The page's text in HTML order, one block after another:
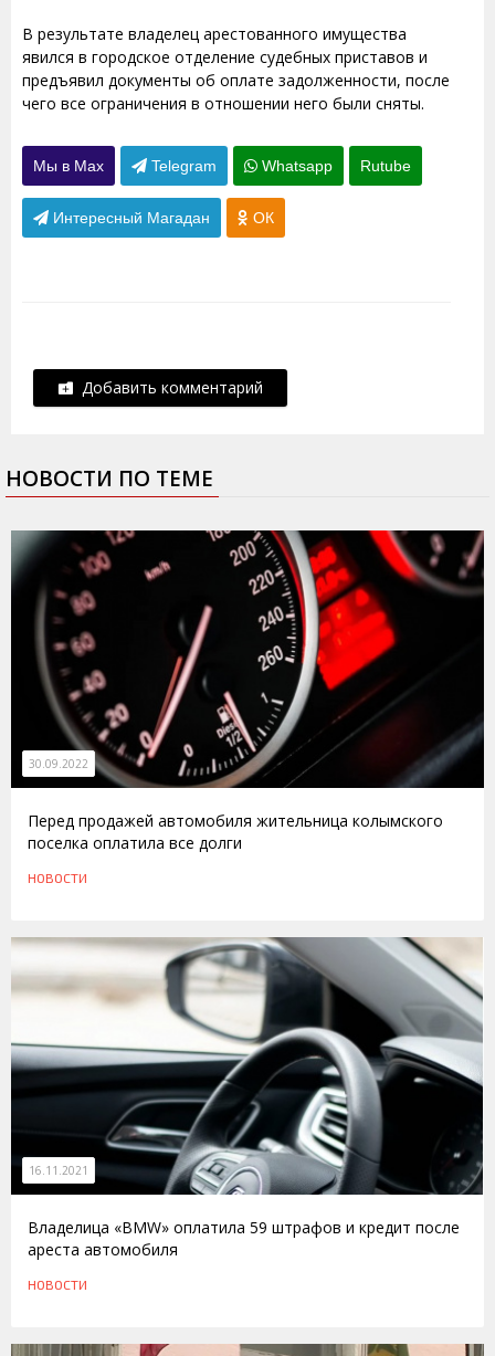
В результате владелец арестованного имущества
явился в городское отделение судебных приставов и
предъявил документы об оплате задолженности, после
чего все ограничения в отношении него были сняты.
Мы в Max Telegram Whatsapp Rutube
Интересный Магадан ОК
Добавить комментарий
НОВОСТИ ПО ТЕМЕ
30.09.2022
Перед продажей автомобиля жительница колымского
поселка оплатила все долги
НОВОСТИ
16.11.2021
Владелица «BMW» оплатила 59 штрафов и кредит после
ареста автомобиля
НОВОСТИ